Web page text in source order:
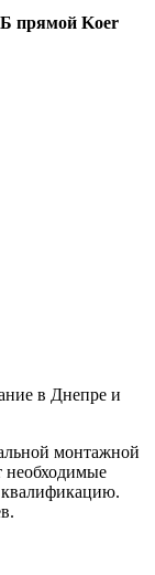
прямой Koer
в Днепре и
монтажной
необходимые
квалификацию.
.